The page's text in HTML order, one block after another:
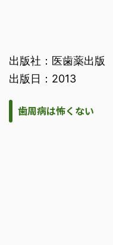
出版社：医歯薬出版
出版日：2013
歯周病は怖くない